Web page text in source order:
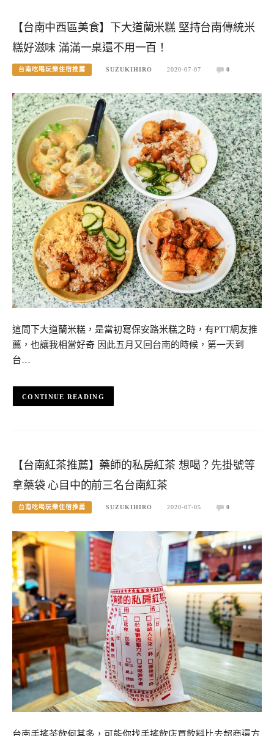
【台南中西區美食】下大道蘭米糕 堅持台南傳統米
糕好滋味 滿滿一桌還不用一百！
台南吃喝玩樂住宿推薦 SUZUKIHIRO 2020-07-07 0
這間下大道蘭米糕，是當初寫保安路米糕之時，有PTT網友推
薦，也讓我相當好奇 因此五月又回台南的時候，第一天到
台…
CONTINUE READING
【台南紅茶推薦】藥師的私房紅茶 想喝？先掛號等
拿藥袋 心目中的前三名台南紅茶
台南吃喝玩樂住宿推薦 SUZUKIHIRO 2020-07-05 0